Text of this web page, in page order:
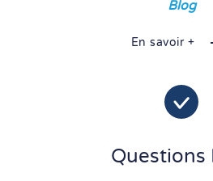
Blog
En savoir +
Questions